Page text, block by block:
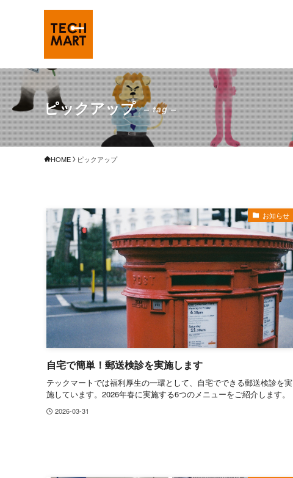
ピックアップ – tag –
HOME ピックアップ
お知らせ
自宅で簡単！郵送検診を実施します
テックマートでは福利厚生の一環として、自宅でできる郵送検診を実
施しています。2026年春に実施する6つのメニューをご紹介します。
2026-03-31